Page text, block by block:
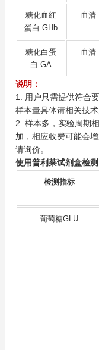
糖化血红
蛋白 GHb
血清
糖化白蛋
白 GA
血清
说明：
1. 用户只需提供符合
样本量具体请相关技术
2. 样本多，实验周期
加，相应收费可能会
请询价。
使用普利莱试剂盒检测
检测指标
葡萄糖GLU